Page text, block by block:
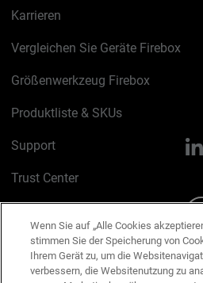
Karrieren
Vergleichen Sie Geräte Firebox
Größenwerkzeug Firebox
Produktliste & SKUs
Support
Trust Center
Cookie-Richtlinie
Datenschutzrichtlinie
Wenn Sie auf „Alle Cookies
stimmen Sie der Speicherung von
Ihrem Gerät zu, um die
verbessern, die Websitenutzung zu